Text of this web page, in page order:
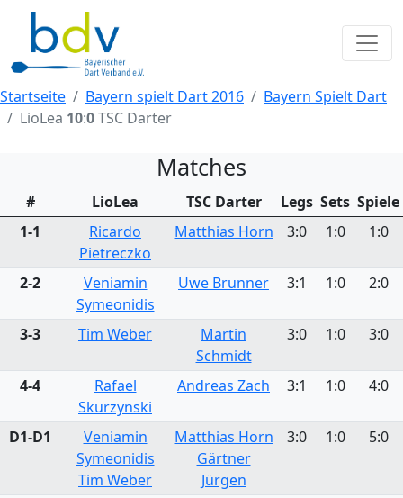
Startseite Bayern spielt Dart 2016
Bayern Spielt Dart
LioLea 10:0TSC Darter
Matches
# LioLea TSC Darter Legs Sets Spiele
1-1
Ricardo
Pietreczko
Matthias Horn 3:0 1:0 1:0
2-2
Veniamin
Symeonidis
Uwe Brunner 3:1 1:0 2:0
3-3 Tim Weber
Martin
Schmidt
3:0 1:0 3:0
4-4
Rafael
Skurzynski
Andreas Zach 3:1 1:0 4:0
D1-D1
Veniamin
Symeonidis
Tim Weber
Matthias Horn
Gärtner
Jürgen
3:0 1:0 5:0